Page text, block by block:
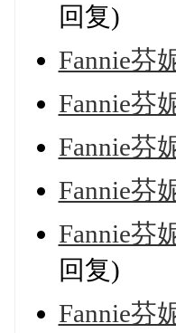
回复)
Fannie芬
Fannie芬
Fannie芬
Fannie芬
Fannie芬
回复)
Fannie芬